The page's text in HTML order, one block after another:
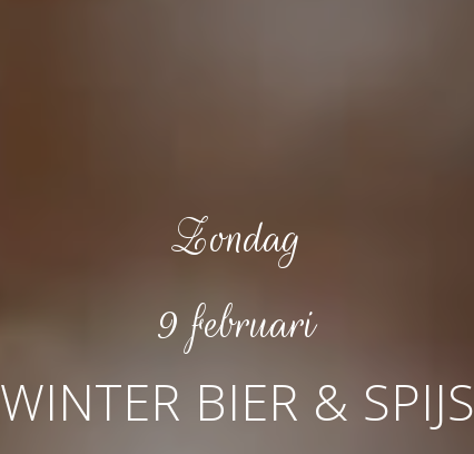
Zondag
9 februari
WINTER BIER & SPIJS